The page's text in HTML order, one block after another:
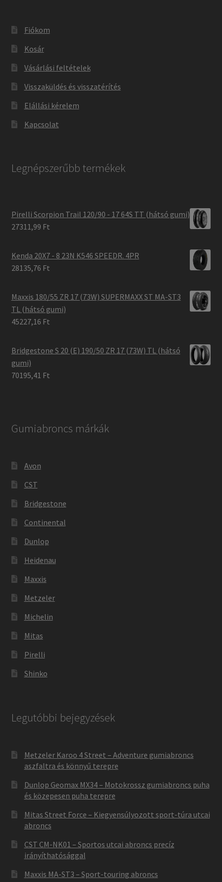
Fiókom
Kosár
Vásárlási feltételek
Visszaküldés és visszatérítés
Elállási kérelem
Kapcsolat
Legnépszerűbb termékek
Pirelli Scorpion Trail 120/90 - 17 64S TT (hátsó gumi)
27311,99 Ft
Kenda 20X7 - 8 23N K546 SPEEDR. 4PR
28135,76 Ft
Maxxis 180/55 ZR 17 (73W) SUPERMAXX ST MA-ST3
TL (hátsó gumi)
45227,16 Ft
Bridgestone S 20 (E) 190/50 ZR 17 (73W) TL (hátsó
gumi)
70195,41 Ft
Gumiabroncs márkák
Avon
CST
Bridgestone
Continental
Dunlop
Heidenau
Maxxis
Metzeler
Michelin
Mitas
Pirelli
Shinko
Legutóbbi bejegyzések
Metzeler Karoo 4 Street – Adventure gumiabroncs
aszfaltra és könnyű terepre
Dunlop Geomax MX34 – Motokrossz gumiabroncs puha
és közepesen puha terepre
Mitas Street Force – Kiegyensúlyozott sport-túra utcai
abroncs
CST CM-NK01 – Sportos utcai abroncs precíz
irányíthatósággal
Maxxis MA-ST3 – Sport-touring abroncs